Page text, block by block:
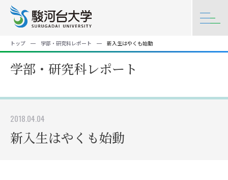
トップ 学部・研究科レポート 新入生はやくも始動
学部・研究科レポート
2018.04.04
新入生はやくも始動